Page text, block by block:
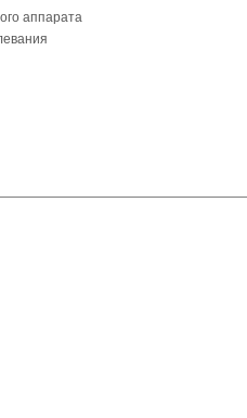
аппарата